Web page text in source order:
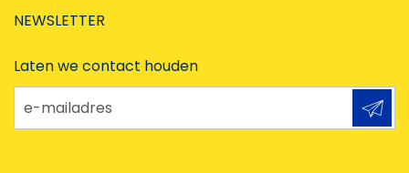
NEWSLETTER
Laten we contact houden
e-mailadres